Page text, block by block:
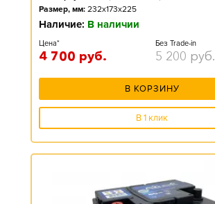
Размер, мм: 232x173x225
Наличие: В наличии
Цена*
4 700 руб.
Без Trade-in
5 200 руб.
В КОРЗИНУ
В 1 клик